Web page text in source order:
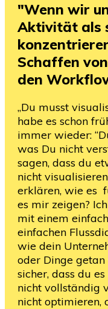
"Wenn wir
Aktivität als
Schaffen
den
„Du musst
habe es schon
immer wieder:
was Du nicht
sagen, dass du
nicht
erklären, wie es
es mir zeigen?
mit einem
einfachen
wie dein
oder Dinge
sicher, dass du
nicht vollständig
nicht optimieren,